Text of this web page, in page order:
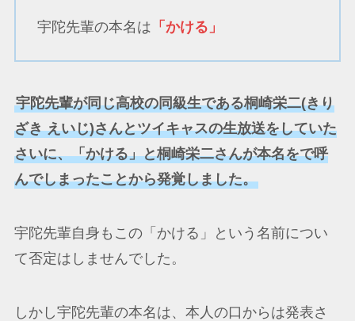
宇陀先輩の本名は 「かける」
宇陀先輩が同じ高校の同級生である桐崎栄二(きり
ざき えいじ)さんとツイキャスの生放送をしていた
さいに、「かける」と桐崎栄二さんが本名をで呼
んでしまったことから発覚しました。
宇陀先輩自身もこの「かける」という名前につい
て否定はしませんでした。
しかし宇陀先輩の本名は、本人の口からは発表さ